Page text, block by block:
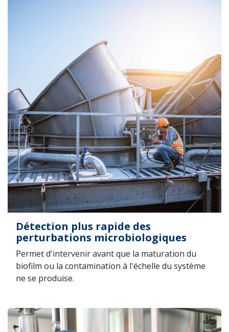
Détection plus rapide des
perturbations microbiologiques
Permet d'intervenir avant que la maturation du
biofilm ou la contamination à l'échelle du système
ne se produise.